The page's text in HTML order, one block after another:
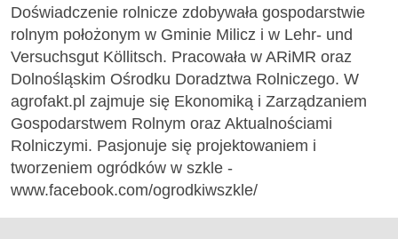
Doświadczenie rolnicze zdobywała gospodarstwie
rolnym położonym w Gminie Milicz i w Lehr- und
Versuchsgut Köllitsch. Pracowała w ARiMR oraz
Dolnośląskim Ośrodku Doradztwa Rolniczego. W
agrofakt.pl zajmuje się Ekonomiką i Zarządzaniem
Gospodarstwem Rolnym oraz Aktualnościami
Rolniczymi. Pasjonuje się projektowaniem i
tworzeniem ogródków w szkle -
www.facebook.com/ogrodkiwszkle/